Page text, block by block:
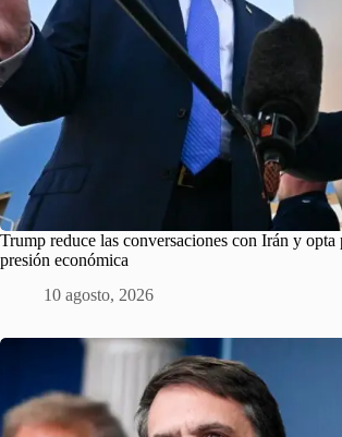
Trump reduce las conversaciones con Irán y opta
presión económica
10 agosto, 2026